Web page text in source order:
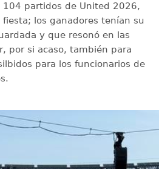
104 partidos de United 2026,
los ganadores tenían su
y que resonó en las
por si acaso, también para
para los funcionarios de